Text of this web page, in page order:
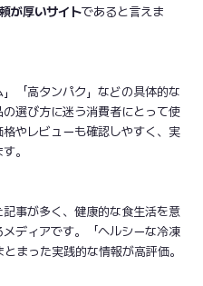
が厚いサイトであると言えま
「高タンパク」などの具体的な
選び方に迷う消費者にとって使
やレビューも確認しやすく、実
。
事が多く、健康的な食生活を意
ディアです。「ヘルシーな冷凍
まった実践的な情報が高評価。